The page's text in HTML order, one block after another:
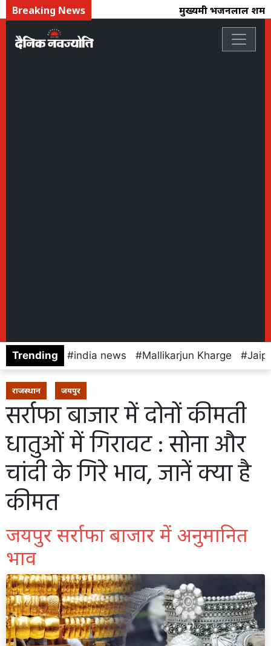
Breaking News मुख्यमंत्री भजनलाल
Trending india news Mallikarjun Kharge
राजस्थान जयपुर
सर्राफा बाजार में दोनों कीमती
धातुओं में गिरावट : सोना और
चांदी के गिरे भाव, जानें क्या है
कीमत
जयपुर सर्राफा बाजार में अनुमानित
भाव